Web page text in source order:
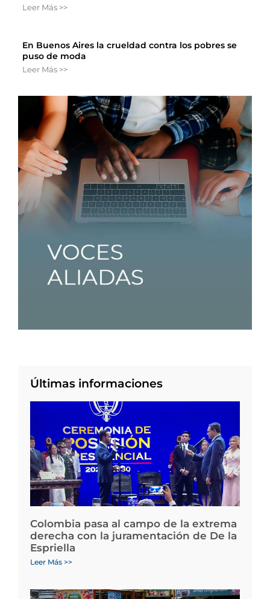
Leer Más >>
En Buenos Aires la crueldad contra los pobres se
puso de moda
Leer Más >>
Últimas informaciones
Colombia pasa al campo de la extrema
derecha con la juramentación de De la
Espriella
Leer Más >>